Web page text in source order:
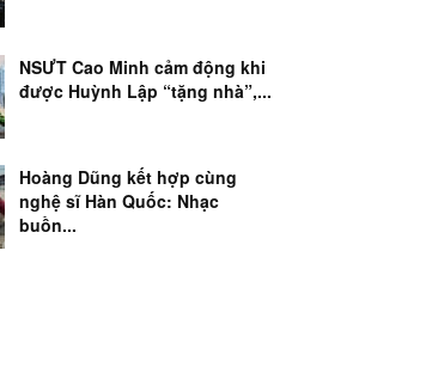
NSƯT Cao Minh cảm động khi
được Huỳnh Lập “tặng nhà”,...
Hoàng Dũng kết hợp cùng
nghệ sĩ Hàn Quốc: Nhạc
buồn...